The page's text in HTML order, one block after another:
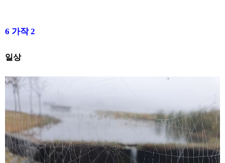
6 가작2
일상